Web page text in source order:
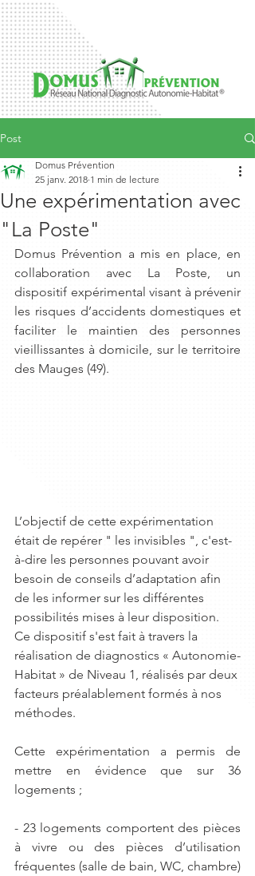
Post
Une expérimentation avec
"La Poste"
Domus Prévention
25 janv. 2018 1 min de lecture
Domus Prévention a mis en place, en
collaboration avec La Poste, un
dispositif expérimental visant à prévenir
les risques d’accidents domestiques et
faciliter le maintien des personnes
vieillissantes à domicile, sur le territoire
des Mauges (49).
L’objectif de cette expérimentation
était de repérer " les invisibles ", c'est-
à-dire les personnes pouvant avoir
besoin de conseils d’adaptation afin
de les informer sur les différentes
possibilités mises à leur disposition.
Ce dispositif s'est fait à travers la
réalisation de diagnostics « Autonomie-
Habitat » de Niveau 1, réalisés par deux
facteurs préalablement formés à nos
méthodes.
Cette expérimentation a permis de
mettre en évidence que sur 36
logements ;
- 23 logements comportent des pièces
à vivre ou des pièces d’utilisation
fréquentes (salle de bain, WC, chambre)